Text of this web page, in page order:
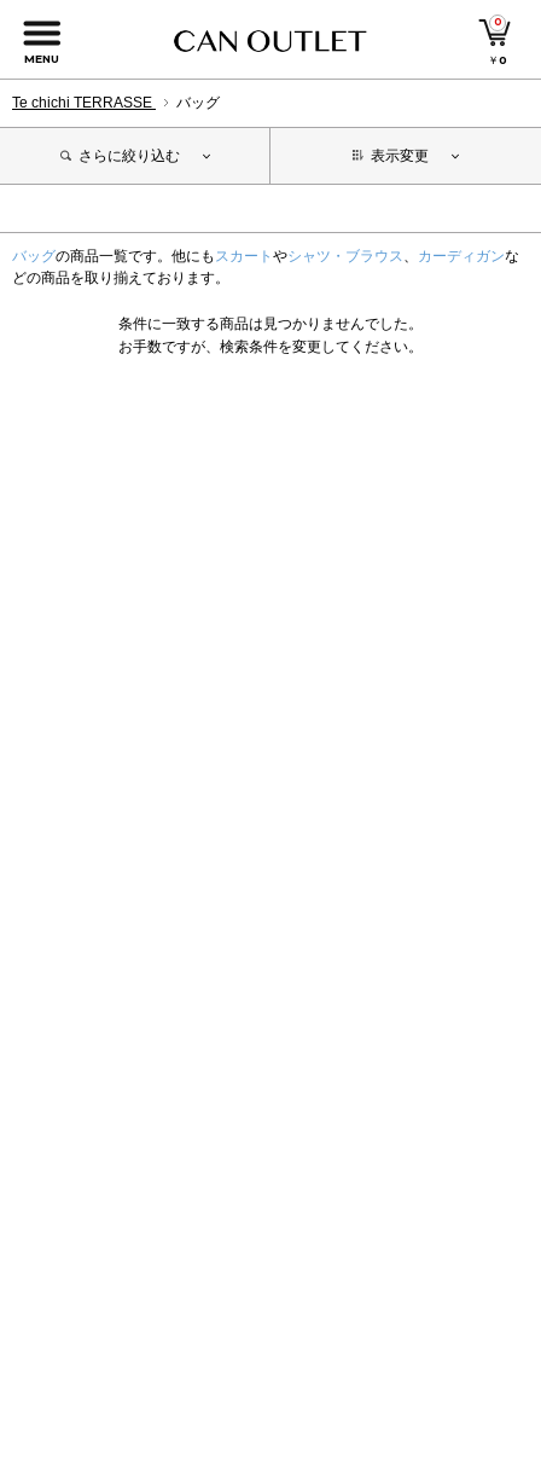
MENU
0
￥0
Te chichi TERRASSE バッグ
さらに絞り込む 表示変更
バッグの商品一覧です。他にも スカート やシャツ・ブラウス、 カーディガンな
どの商品を取り揃えております。
条件に一致する商品は見つかりませんでした。
お手数ですが、検索条件を変更してください。